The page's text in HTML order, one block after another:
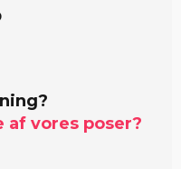
af vores poser?